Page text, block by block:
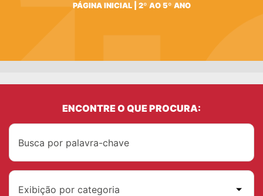
PÁGINA INICIAL| 2º AO 5º ANO
ENCONTRE O QUE PROCURA:
Exibição por categoria